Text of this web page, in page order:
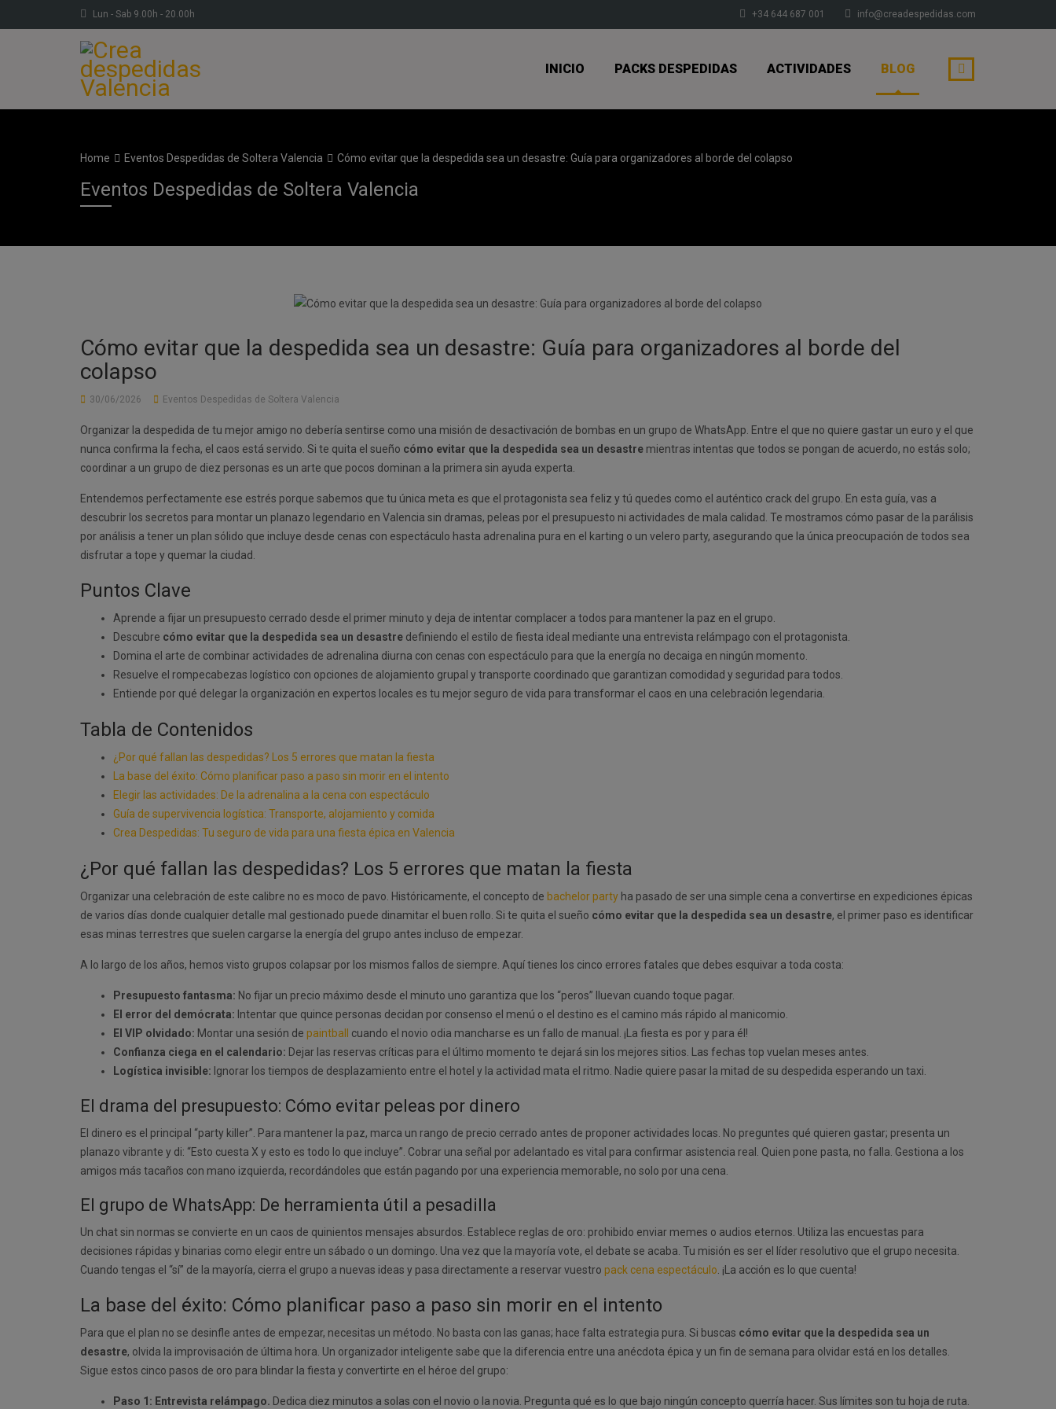
Lun - Sab 9.00h - 20.00h +34 644 687 001 info@creadespedidas.com
INICIO PACKS DESPEDIDAS ACTIVIDADES BLOG
Home Eventos Despedidas de Soltera Valencia Cómo evitar que la despedida sea un desastre: Guía para organizadores al borde del colapso
Eventos Despedidas de Soltera Valencia
Cómo evitar que la despedida sea un desastre: Guía para organizadores al borde del
colapso
30/06/2026 Eventos Despedidas de Soltera Valencia
Organizar la despedida de tu mejor amigo no debería sentirse como una misión de desactivación de bombas en un grupo de WhatsApp. Entre el que no quiere gastar un euro y el que
nunca confirma la fecha, el caos está servido. Si te quita el sueño cómo evitar que la despedida sea un desastre mientras intentas que todos se pongan de acuerdo, no estás solo;
coordinar a un grupo de diez personas es un arte que pocos dominan a la primera sin ayuda experta.
Entendemos perfectamente ese estrés porque sabemos que tu única meta es que el protagonista sea feliz y tú quedes como el auténtico crack del grupo. En esta guía, vas a
descubrir los secretos para montar un planazo legendario en Valencia sin dramas, peleas por el presupuesto ni actividades de mala calidad. Te mostramos cómo pasar de la parálisis
por análisis a tener un plan sólido que incluye desde cenas con espectáculo hasta adrenalina pura en el karting o un velero party, asegurando que la única preocupación de todos sea
disfrutar a tope y quemar la ciudad.
Puntos Clave
Aprende a fijar un presupuesto cerrado desde el primer minuto y deja de intentar complacer a todos para mantener la paz en el grupo.
Descubre cómo evitar que la despedida sea un desastre definiendo el estilo de fiesta ideal mediante una entrevista relámpago con el protagonista.
Domina el arte de combinar actividades de adrenalina diurna con cenas con espectáculo para que la energía no decaiga en ningún momento.
Resuelve el rompecabezas logístico con opciones de alojamiento grupal y transporte coordinado que garantizan comodidad y seguridad para todos.
Entiende por qué delegar la organización en expertos locales es tu mejor seguro de vida para transformar el caos en una celebración legendaria.
Tabla de Contenidos
¿Por qué fallan las despedidas? Los 5 errores que matan la fiesta
La base del éxito: Cómo planificar paso a paso sin morir en el intento
Elegir las actividades: De la adrenalina a la cena con espectáculo
Guía de supervivencia logística: Transporte, alojamiento y comida
Crea Despedidas: Tu seguro de vida para una fiesta épica en Valencia
¿Por qué fallan las despedidas? Los 5 errores que matan la fiesta
Organizar una celebración de este calibre no es moco de pavo. Históricamente, el concepto de bachelor party ha pasado de ser una simple cena a convertirse en expediciones épicas
de varios días donde cualquier detalle mal gestionado puede dinamitar el buen rollo. Si te quita el sueño cómo evitar que la despedida sea un desastre, el primer paso es identificar
esas minas terrestres que suelen cargarse la energía del grupo antes incluso de empezar.
A lo largo de los años, hemos visto grupos colapsar por los mismos fallos de siempre. Aquí tienes los cinco errores fatales que debes esquivar a toda costa:
Presupuesto fantasma: No fijar un precio máximo desde el minuto uno garantiza que los “peros” lluevan cuando toque pagar.
El error del demócrata: Intentar que quince personas decidan por consenso el menú o el destino es el camino más rápido al manicomio.
El VIP olvidado: Montar una sesión de paintball
cuando el novio odia mancharse es un fallo de manual. ¡La fiesta es por y para él!
Confianza ciega en el calendario: Dejar las reservas críticas para el último momento te dejará sin los mejores sitios. Las fechas top vuelan meses antes.
Logística invisible: Ignorar los tiempos de desplazamiento entre el hotel y la actividad mata el ritmo. Nadie quiere pasar la mitad de su despedida esperando un taxi.
El drama del presupuesto: Cómo evitar peleas por dinero
El dinero es el principal “party killer”. Para mantener la paz, marca un rango de precio cerrado antes de proponer actividades locas. No preguntes qué quieren gastar; presenta un
planazo vibrante y di: “Esto cuesta X y esto es todo lo que incluye”. Cobrar una señal por adelantado es vital para confirmar asistencia real. Quien pone pasta, no falla. Gestiona a los
amigos más tacaños con mano izquierda, recordándoles que están pagando por una experiencia memorable, no solo por una cena.
El grupo de WhatsApp: De herramienta útil a pesadilla
Un chat sin normas se convierte en un caos de quinientos mensajes absurdos. Establece reglas de oro: prohibido enviar memes o audios eternos. Utiliza las encuestas para
decisiones rápidas y binarias como elegir entre un sábado o un domingo. Una vez que la mayoría vote, el debate se acaba. Tu misión es ser el líder resolutivo que el grupo necesita.
Cuando tengas el “sí” de la mayoría, cierra el grupo a nuevas ideas y pasa directamente a reservar vuestro pack cena espectáculo. ¡La acción es lo que cuenta!
La base del éxito: Cómo planificar paso a paso sin morir en el intento
Para que el plan no se desinfle antes de empezar, necesitas un método. No basta con las ganas; hace falta estrategia pura. Si buscas cómo evitar que la despedida sea un
desastre, olvida la improvisación de última hora. Un organizador inteligente sabe que la diferencia entre una anécdota épica y un fin de semana para olvidar está en los detalles.
Sigue estos cinco pasos de oro para blindar la fiesta y convertirte en el héroe del grupo:
Paso 1: Entrevista relámpago. Dedica diez minutos a solas con el novio o la novia. Pregunta qué es lo que bajo ningún concepto querría hacer. Sus límites son tu hoja de ruta.